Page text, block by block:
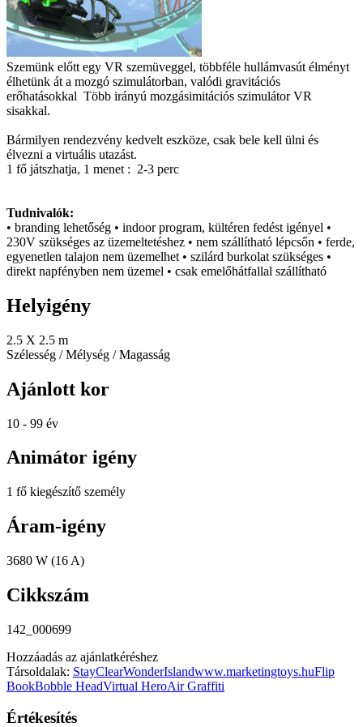
Szemünk előtt egy VR szemüveggel, többféle hullámvasút élményt
élhetünk át a mozgó szimulátorban, valódi gravitációs
erőhatásokkal Több irányú mozgásimitációs szimulátor VR
sisakkal.
Bármilyen rendezvény kedvelt eszköze, csak bele kell ülni és
élvezni a virtuális utazást.
1 fő játszhatja, 1 menet : 2-3 perc
Tudnivalók:
• branding lehetőség • indoor program, kültéren fedést igényel •
230V szükséges az üzemeltetéshez • nem szállítható lépcsőn • ferde,
egyenetlen talajon nem üzemelhet • szilárd burkolat szükséges •
direkt napfényben nem üzemel • csak emelőhátfallal szállítható
Helyigény
2.5 X 2.5 m
Szélesség / Mélység / Magasság
Ajánlott kor
10 - 99 év
Animátor igény
1 fő kiegészítő személy
Áram-igény
3680 W (16 A)
Cikkszám
142_000699
Hozzáadás az ajánlatkéréshez
Társoldalak: StayClearWonderIslandwww.marketingtoys.huFlip
BookBobble HeadVirtual HeroAir Graffiti
Értékesítés